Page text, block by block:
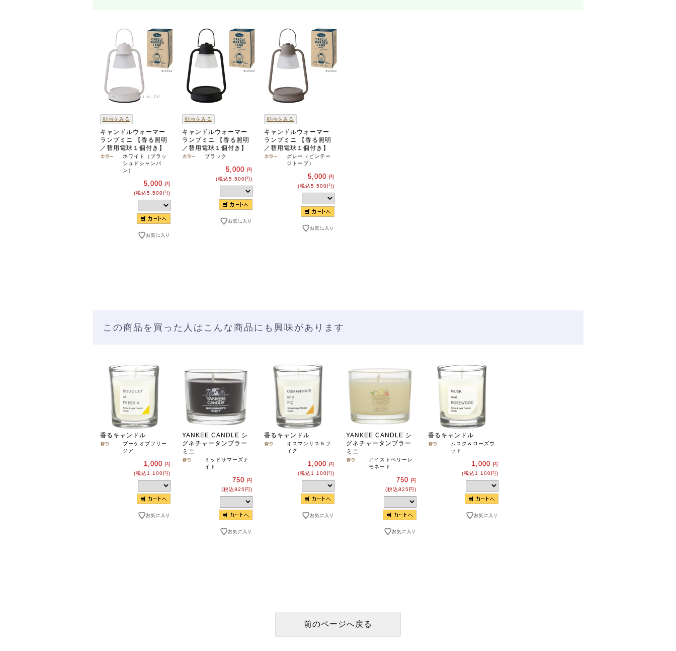
動画をみる
キャンドルウォーマー
ランプミニ 【香る照明
／替用電球１個付き】
ホワイト（ブラッ
シュドシャンパ
ン）
5,000
円
(税込5,500円)
動画をみる
キャンドルウォーマー
ランプミニ 【香る照明
／替用電球１個付き】
ブラック
5,000
円
(税込5,500円)
動画をみる
キャンドルウォーマー
ランプミニ 【香る照明
／替用電球１個付き】
グレー（ビンテー
ジトープ）
5,000
円
(税込5,500円)
この商品を買った人はこんな商品にも興味があります
香るキャンドル
ブーケオブフリー
ジア
1,000
円
(税込1,100円)
YANKEE CANDLE シ
グネチャータンブラー
ミニ
ミッドサマーズナ
イト
750
円
(税込825円)
香るキャンドル
オスマンサス＆フ
ィグ
1,000
円
(税込1,100円)
YANKEE CANDLE シ
グネチャータンブラー
ミニ
アイスドベリーレ
モネード
750
円
(税込825円)
香るキャンドル
ムスク＆ローズウ
ッド
1,000
円
(税込1,100円)